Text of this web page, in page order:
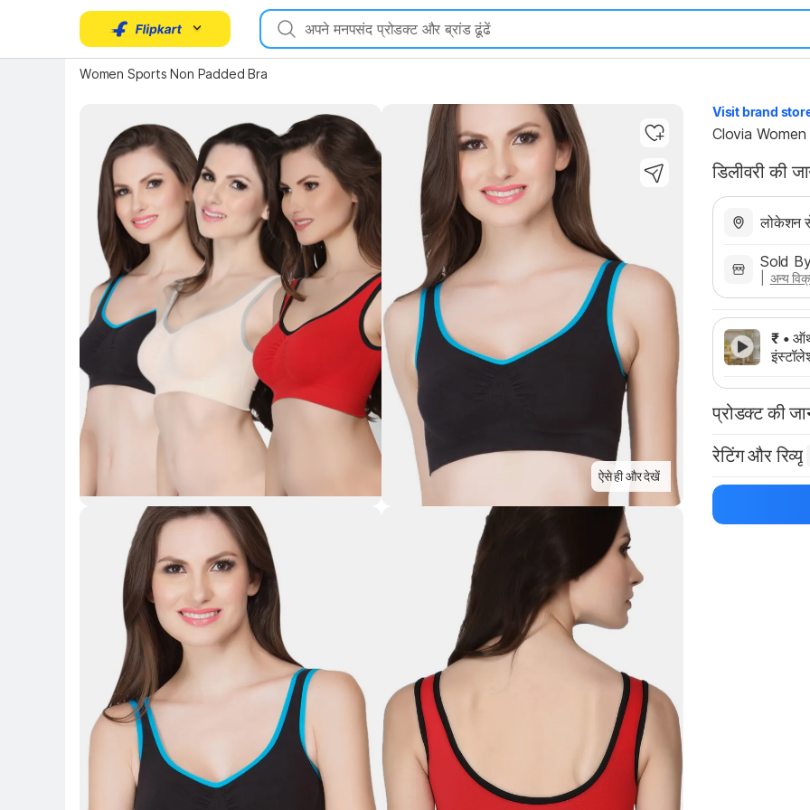
Women Sports Non Padded Bra
Key Highlights
ऐसे ही और देखें
Key Highlights
Visit brand
Clovia
डिलीवरी की
लोकेशन
Sold
अन्य
₹ •
प्रोडक्ट की
मैन्युफ़ैक्चरर का
रेटिंग और रिव्यू
प्रोडक्ट को सबसे